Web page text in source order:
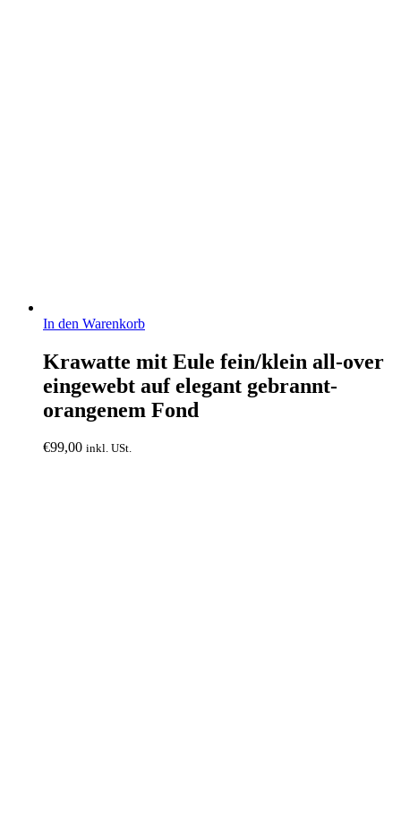
In den Warenkorb
Krawatte mit Eule fein/klein all-over
eingewebt auf elegant gebrannt-
orangenem Fond
€99,00 inkl. USt.